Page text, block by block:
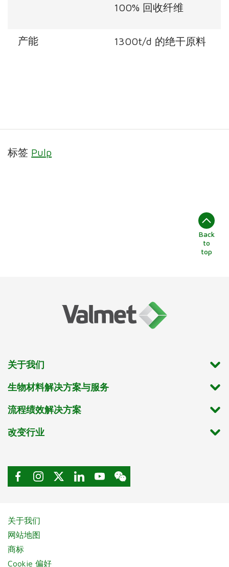
100% 回收纤维
产能 1300t/d 的绝干原料
标签 Pulp
Back
to
top
关于我们
生物材料解决方案与服务
流程绩效解决方案
改变行业
关于我们
网站地图
商标
Cookie 偏好